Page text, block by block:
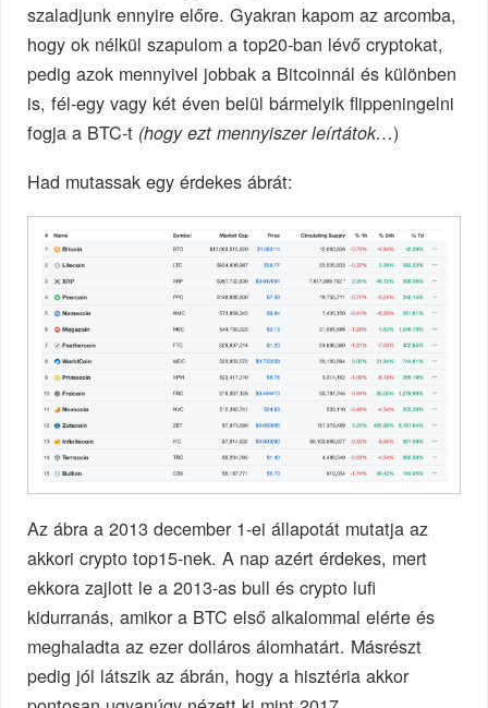
szaladjunk ennyire előre. Gyakran kapom az arcomba,
hogy ok nélkül szapulom a top20-ban lévő cryptokat,
pedig azok mennyivel jobbak a Bitcoinnál és különben
is, fél-egy vagy két éven belül bármelyik flippeningelni
fogja a BTC-t (hogy ezt mennyiszer leírtátok…)
Had mutassak egy érdekes ábrát:
Az ábra a 2013 december 1-ei állapotát mutatja az
akkori crypto top15-nek. A nap azért érdekes, mert
ekkora zajlott le a 2013-as bull és crypto lufi
kidurranás, amikor a BTC első alkalommal elérte és
meghaladta az ezer dolláros álomhatárt. Másrészt
pedig jól látszik az ábrán, hogy a hisztéria akkor